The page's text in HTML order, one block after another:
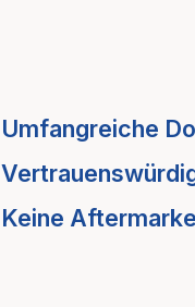
Umfangreiche
Keine